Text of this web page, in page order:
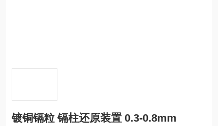
镀铜镉粒 镉柱还原装置 0.3-0.8mm